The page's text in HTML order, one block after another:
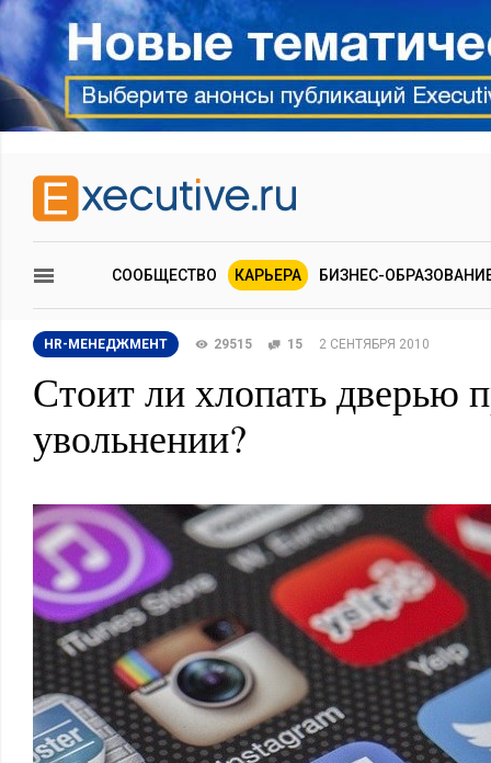
СООБЩЕСТВО КАРЬЕРА БИЗНЕС-
HR-МЕНЕДЖМЕНТ 29515 15 2 СЕНТЯБРЯ 2010
Стоит ли хлопать дверью
увольнении?